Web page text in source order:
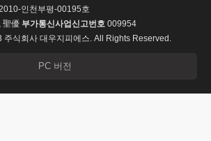
인천부평-00195호
聖優 부가통신사업신고번호 009954
식회사 대우지피에스. All Rights Reserved.
PC 버전